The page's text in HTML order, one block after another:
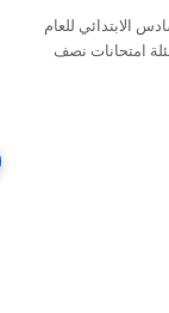
الابتدائي للعام
من اسئلة امتحانات نصف